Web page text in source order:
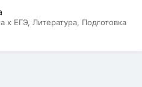
к ЕГЭ, Литература, Подготовка